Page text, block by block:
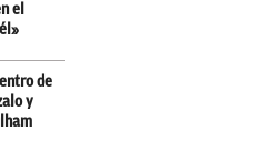
el
de
y